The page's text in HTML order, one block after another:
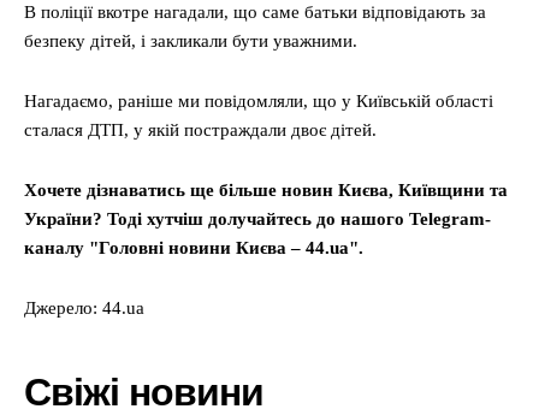
В поліції вкотре нагадали, що саме батьки відповідають за
безпеку дітей, і закликали бути уважними.
Нагадаємо, раніше ми повідомляли, що у Київській області
сталася ДТП, у якій постраждали двоє дітей.
Хочете дізнаватись ще більше новин Києва, Київщини та
України? Тоді хутчіш долучайтесь до нашого Telegram-
каналу "Головні новини Києва – 44.ua".
Джерело: 44.ua
Свіжі новини